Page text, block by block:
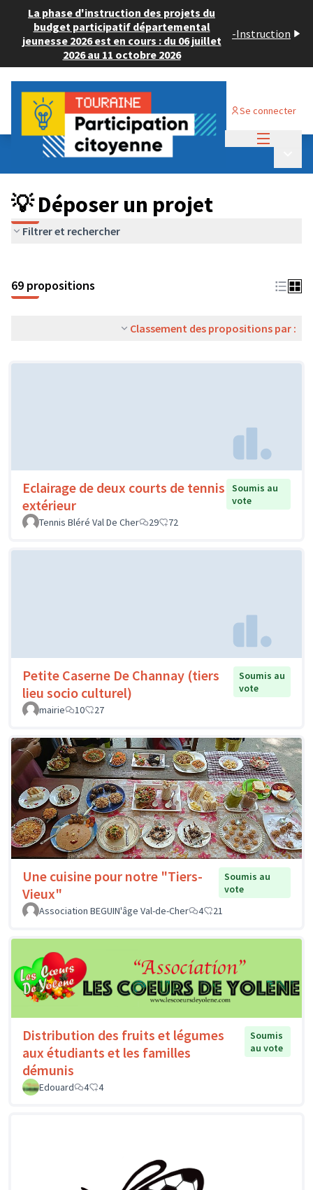
La phase d'instruction des projets du
budget participatif départemental
jeunesse 2026 est en cours : du 06 juillet
2026 au 11 octobre 2026
-Instruction
Se connecter
Budget Participatif ADULTE 2024
💡 Déposer un projet
💡 Déposer un projet
Filtrer et rechercher
69 propositions
Classement des propositions par :
Eclairage de deux courts de tennis
extérieur
Soumis au
vote
Tennis Bléré Val De Cher
29 72
Petite Caserne De Channay (tiers
lieu socio culturel)
Soumis au
vote
mairie
10 27
Une cuisine pour notre "Tiers-
Vieux"
Soumis au
vote
Association BEGUIN'âge Val-de-Cher
4 21
Distribution des fruits et légumes
aux étudiants et les familles
démunis
Soumis
au vote
Edouard 4 4